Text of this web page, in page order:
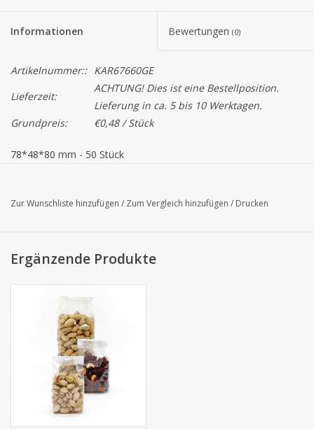
Informationen Bewertungen (0)
Artikelnummer:: KAR67660GE
Lieferzeit:
ACHTUNG! Dies ist eine Bestellposition.
Lieferung in ca. 5 bis 10 Werktagen.
Grundpreis:
€0,48 / Stück
78*48*80 mm - 50 Stück
können von der tatsächlichen Farbe abweichen.
Zur Wunschliste hinzufügen / Zum Vergleich hinzufügen / Drucken
Ergänzende Produkte